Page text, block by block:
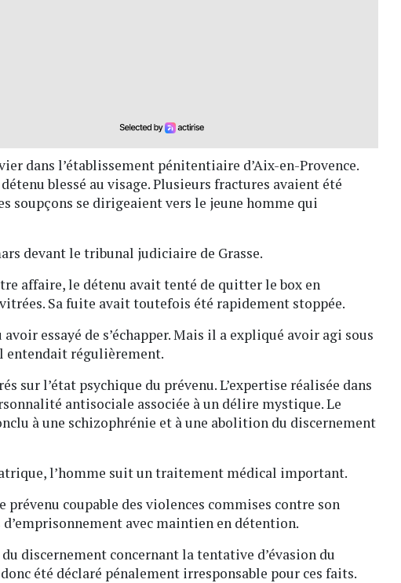
dans l’établissement pénitentiaire d’Aix-en-Provence.
blessé au visage. Plusieurs fractures avaient été
soupçons se dirigeaient vers le jeune homme qui
devant le tribunal judiciaire de Grasse.
affaire, le détenu avait tenté de quitter le box en
Sa fuite avait toutefois été rapidement stoppée.
essayé de s’échapper. Mais il a expliqué avoir agi sous
entendait régulièrement.
sur l’état psychique du prévenu. L’expertise réalisée dans
antisociale associée à un délire mystique. Le
à une schizophrénie et à une abolition du discernement
l’homme suit un traitement médical important.
coupable des violences commises contre son
avec maintien en détention.
discernement concernant la tentative d’évasion du
été déclaré pénalement irresponsable pour ces faits.